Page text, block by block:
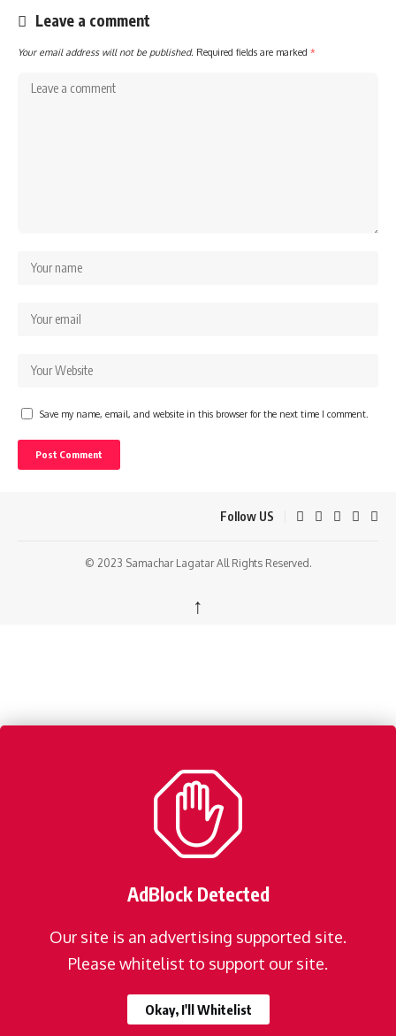
Leave a comment
Your email address will not be published. Required fields are marked *
Save my name, email, and website in this browser for the next time I comment.
Follow US
© 2023 Samachar Lagatar All Rights Reserved.
↑
AdBlock Detected
Our site is an advertising supported site.
Please whitelist to support our site.
Okay, I'll Whitelist